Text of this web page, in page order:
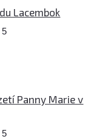
Lacembok
5
Panny Marie v
5